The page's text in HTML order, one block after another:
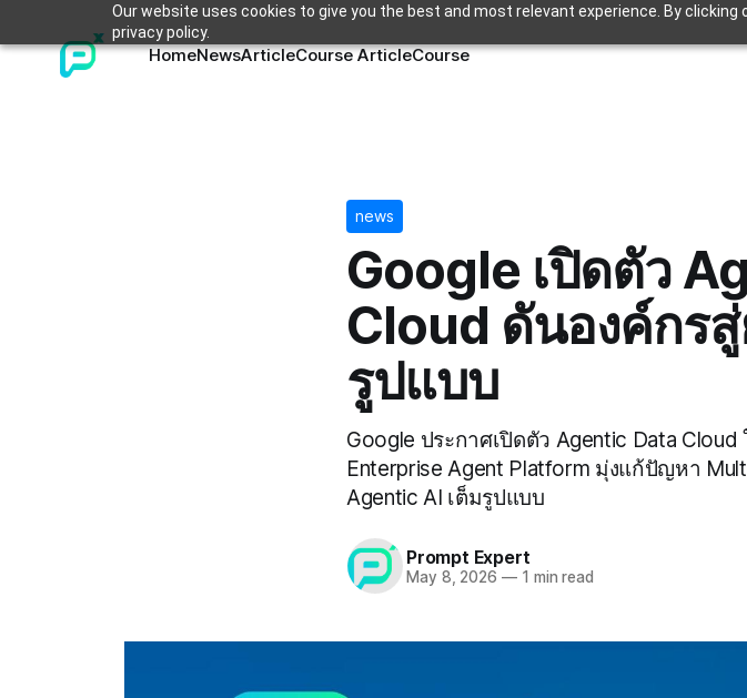
Our website uses cookies to give you the best and most relevant experience. By
privacy policy.
HomeNewsArticleCourse ArticleCourse
news
Google เปิดตัว
Cloud ดันองค์กร
รูปแบบ
Google ประกาศเปิดตัว Agentic Data
Enterprise Agent Platform มุ่งแก้ปัญหา
Agentic AI เต็มรูปแบบ
Prompt Expert
May 8, 2026 —1 min read